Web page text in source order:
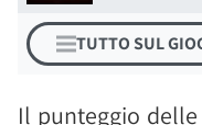
TUTTO SUL
Il punteggio